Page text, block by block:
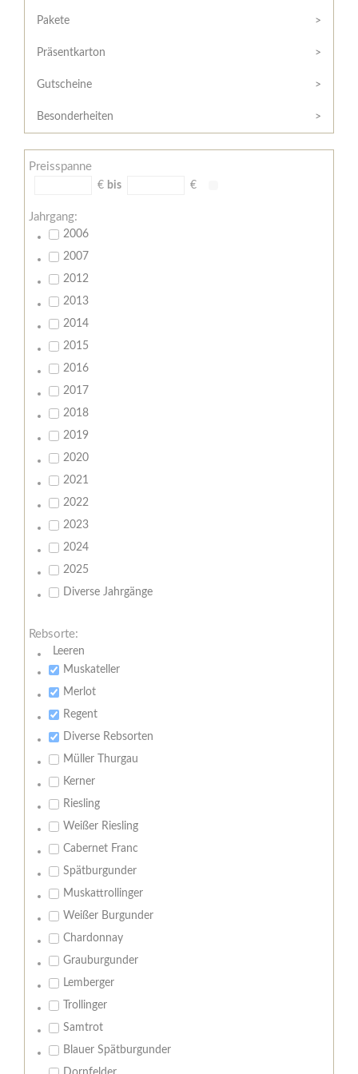
/
Widerrufsformular
AGB
Zahlungsbedingungen
Meine
Pakete
Präsentkarton
Gutscheine
Besonderheiten
Preisspanne
€ bis €
Jahrgang:
2006
2007
2012
2013
2014
2015
2016
2017
2018
2019
2020
2021
2022
2023
2024
2025
Diverse Jahrgänge
Rebsorte:
Leeren
Muskateller
Merlot
Regent
Diverse Rebsorten
Müller Thurgau
Kerner
Riesling
Weißer Riesling
Cabernet Franc
Spätburgunder
Muskattrollinger
Weißer Burgunder
Chardonnay
Grauburgunder
Lemberger
Trollinger
Samtrot
Blauer Spätburgunder